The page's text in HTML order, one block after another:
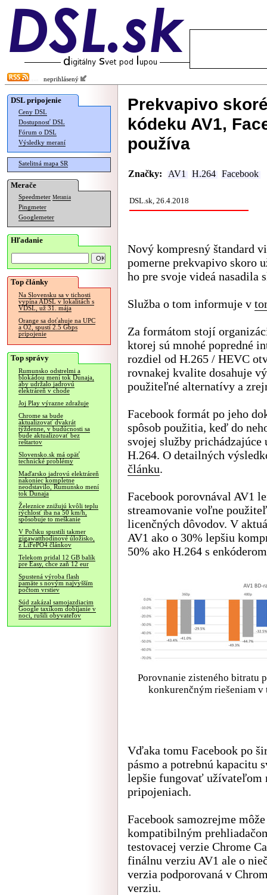
neprihlásený
DSL pripojenie
Ceny DSL
Dostupnosť DSL
Fórum o DSL
Výsledky meraní
Satelitná mapa SR
Merače
Speedmeter Merania
Pingmeter
Googlemeter
Hľadanie
Top články
Na Slovensku sa v tichosti
vypína ADSL v lokalitách s
VDSL, už 31. mája
Orange sa doťahuje na UPC
a O2, spustí 2.5 Gbps
pripojenie
Top správy
Rumunsko odstrelmi a
blokádou mení tok Dunaja,
aby udržalo jadrovú
elektráreň v chode
Joj Play výrazne zdražuje
Chrome sa bude
aktualizovať dvakrát
týždenne, v budúcnosti sa
bude aktualizovať bez
reštartov
Slovensko.sk má opäť
technické problémy
Maďarsko jadrovú elektráreň
nakoniec kompletne
neodstavilo, Rumunsko mení
tok Dunaja
Železnice znižujú kvôli teplu
rýchlosť iba na 50 km/h,
spôsobuje to meškanie
V Poľsku spustili takmer
gigawatthodinové úložisko,
z LiFePO4 článkov
Telekom pridal 12 GB balík
pre Easy, chce zaň 12 eur
Spustená výroba flash
pamäte s novým najvyšším
počtom vrstiev
Súd zakázal samojazdiacim
Google taxíkom dobíjanie v
noci, rušili obyvateľov
Prekvapivo
kódeku AV1,
používa
Značky: AV1 H.264 Facebook
DSL.sk, 26.4.2018
Nový kompresný štandard
pomerne prekvapivo skoro
ho pre svoje videá nasadila
Služba o tom informuje v
Za formátom stojí
ktorej sú mnohé popredné
rozdiel od H.265 / HEVC
rovnakej kvalite dosahuje
použiteľné alternatívy a
Facebook formát po jeho
spôsob použitia, keď do
svojej služby
H.264. O detailných
článku.
Facebook porovnával AV1
streamovanie voľne
licenčných dôvodov. V
AV1 ako o 30% lepšiu
50% ako H.264 s
Porovnanie zisteného bitratu
konkurenčným riešeniam
Vďaka tomu Facebook po
pásmo a potrebnú kapacitu
lepšie fungovať užívateľom
pripojeniach.
Facebook samozrejme
kompatibilným
testovacej verzie Chrome
finálnu verziu AV1 ale o
verzia podporovaná v
verziu.